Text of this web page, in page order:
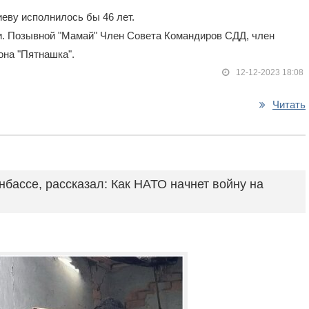
исполнилось бы 46 лет.
Позывной "Мамай" Член Совета Командиров СДД, член
"Пятнашка".
12-12-2023 18:08
Читать
рассказал: Как НАТО начнет войну на